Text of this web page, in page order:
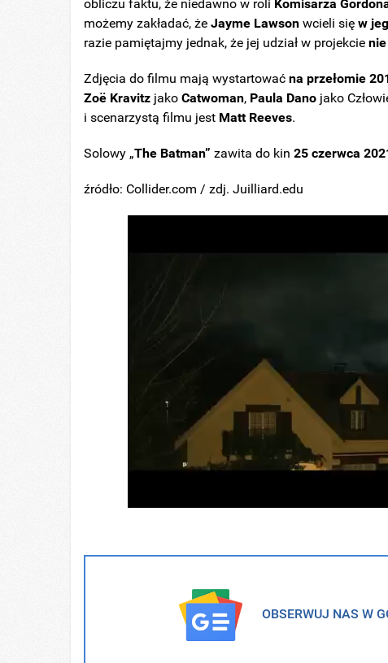
obliczu faktu, że niedawno w roli Komisarza
możemy zakładać, żeJayme Lawson wcieli sięw
razie pamiętajmy jednak, że jej udział w projekcie
Zdjęcia do filmu mają wystartowaćna przełomie
Zoë Kravitz jakoCatwoman, Paula Dano jako
i scenarzystą filmu jest Matt Reeves.
Solowy „The Batman” zawita do kin25 czerwca
źródło: Collider.com / zdj. Juilliard.edu
OBSERWUJ NAS W